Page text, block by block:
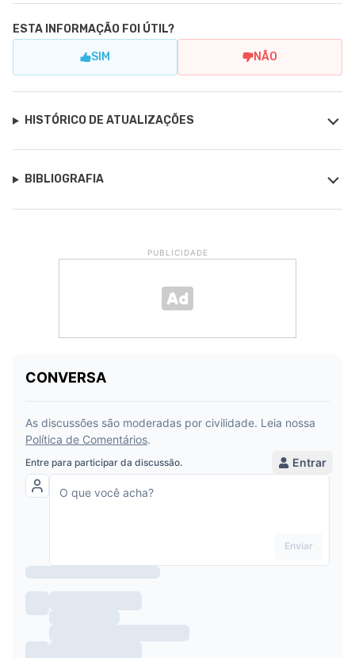
ESTA INFORMAÇÃO FOI ÚTIL?
SIM NÃO
HISTÓRICO DE ATUALIZAÇÕES
BIBLIOGRAFIA
PUBLICIDADE